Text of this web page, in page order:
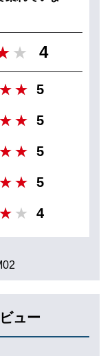
4
5
5
5
5
4
ュー